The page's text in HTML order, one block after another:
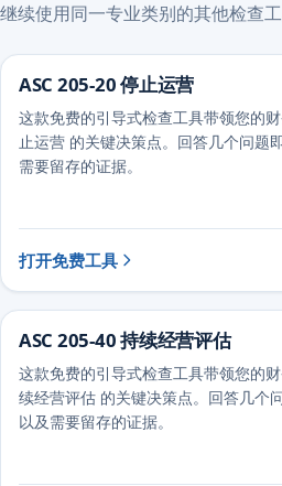
继续使用同一专业类别的其他检查
ASC 205-20 停止运营
这款免费的引导式检查工具带领您的
止运营 的关键决策点。回答几个问题
需要留存的证据。
打开免费工具
ASC 205-40 持续经营评估
这款免费的引导式检查工具带领您的
续经营评估 的关键决策点。回答几个
以及需要留存的证据。